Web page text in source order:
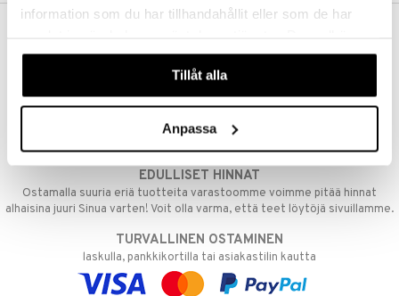
information som du har tillhandahållit eller som de har
våra cookies vid fortsatt användande av vår webbplats.
Tillåt alla
Anpassa
Aina maksuton vaihtoehto, huolimatta siitä ostatko yksittäisen
tuotteen tai koko tilauksellesi joka ylittää 50 €.
NOPEAT TOIMITUKSET
Ennen kello 13.00 tehdyt tilaukset lähetetään normaalisti samana
EDULLISET HINNAT
Ostamalla suuria eriä tuotteita varastoomme voimme pitää hinnat
alhaisina juuri Sinua varten! Voit olla varma, että teet löytöjä sivuillamme.
TURVALLINEN OSTAMINEN
laskulla, pankkikortilla tai asiakastilin kautta